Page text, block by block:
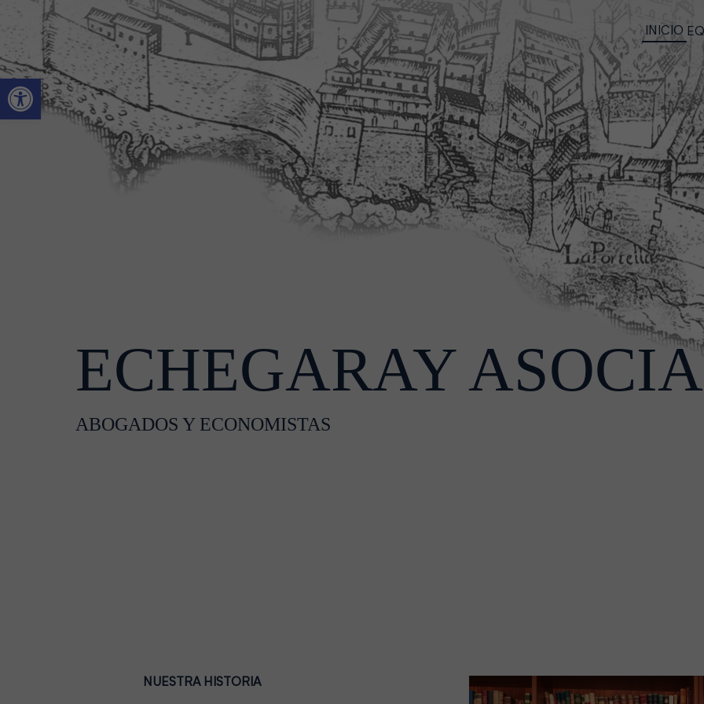
INICIO
ECHEGARAY
ABOGADOS Y ECONOMISTAS
NUESTRA HISTORIA